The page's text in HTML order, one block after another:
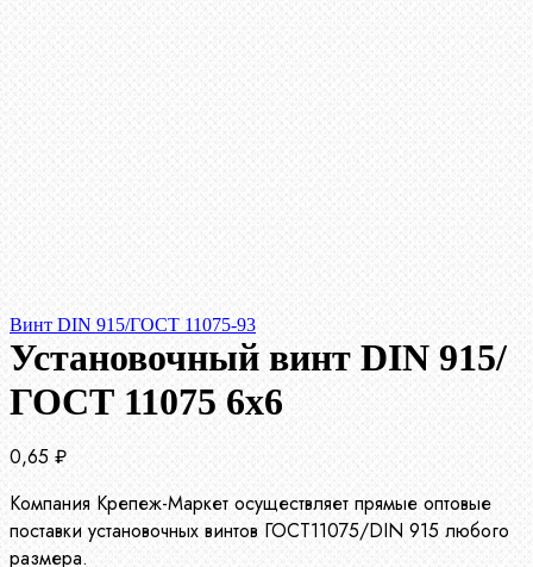
Винт DIN 915/ГОСТ 11075-93
Установочный винт DIN 915/
ГОСТ 11075 6х6
0,65 ₽
Компания Крепеж-Маркет осуществляет прямые оптовые
поставки установочных винтов ГОСТ11075/DIN 915 любого
размера.